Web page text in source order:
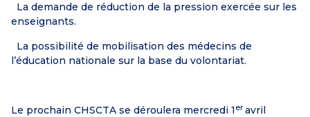
La demande de réduction de la pression exercée sur les
enseignants.
La possibilité de mobilisation des médecins de
l’éducation nationale sur la base du volontariat.
Le prochain CHSCTA se déroulera mercredi 1er avril